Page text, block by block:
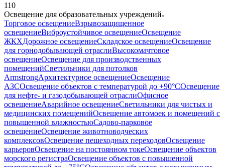
110
Освещение для образовательных учреждений
Торговое освещениеВзрывозащищенное
освещениеВиброустойчивое освещениеОсвещение
ЖКХДорожное освещениеСкладское освещениеОсвещение
для горнодобывающей отраслиВысокомачтовое
освещениеОсвещение для производственных
помещенийСветильники для потолков
ArmstrongАрхитектурное освещениеОсвещение
АЗСОсвещение объектов с температурой до +90°СОсвещение
для нефте- и газодобывающей отраслиОфисное
освещениеАварийное освещениеСветильники для чистых и
медицинских помещенийОсвещение автомоек и помещений с
повышенной влажностьюСадово-парковое
освещениеОсвещение животноводческих
комплексовОсвещение пешеходных переходовОсвещение
карьеровОсвещение на постоянном токеОсвещение объектов
морского регистраОсвещение объектов с повышенной